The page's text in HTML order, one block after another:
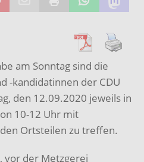
am Sonntag sind die
-kandidatinnen der CDU
den 12.09.2020 jeweils in
10-12 Uhr mit
Ortsteilen zu treffen.
vor der Metzgerei